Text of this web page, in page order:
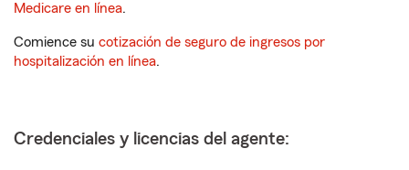
Medicare en línea.
Comience su cotización de seguro de ingresos por
hospitalización en línea.
Credenciales y licencias del agente: